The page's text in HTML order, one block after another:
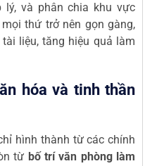
lý, và phân chia khu vực
thứ trở nên gọn gàng,
liệu, tăng hiệu quả làm
hóa và tinh thần
hình thành từ các chính
từ bố trí văn phòng làm